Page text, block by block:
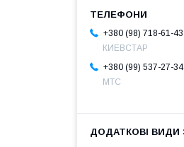
+380 (98) 718-61-43
КИЕВСТАР
+380 (99) 537-27-34
МТС